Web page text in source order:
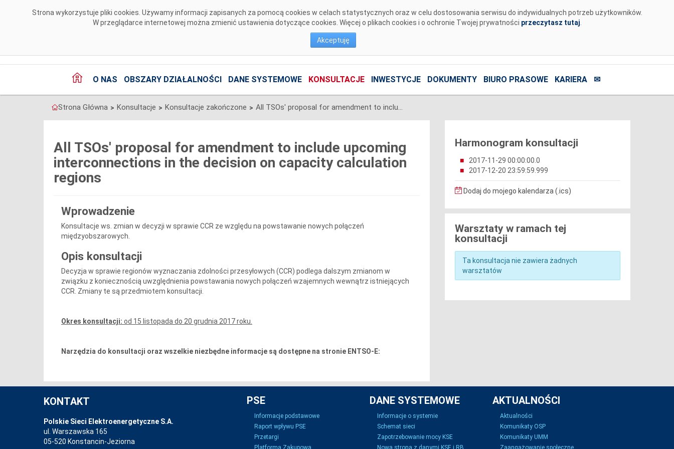
Strona wykorzystuje pliki cookies. Używamy informacji zapisanych za pomocą cookies w celach statystycznych oraz w celu dostosowania serwisu do indywidualnych potrzeb użytkowników.
W przeglądarce internetowej można zmienić ustawienia dotyczące cookies. Więcej o plikach cookies i o ochronie Twojej prywatności przeczytasz tutaj
Akceptuję
O NAS OBSZARY DZIAŁALNOŚCI DANE SYSTEMOWE KONSULTACJE INWESTYCJE DOKUMENTY BIURO PRASOWE KARIERA ✉
Strona Główna > Konsultacje > Konsultacje zakończone > All TSOs' proposal for amendment to include upcoming interconnections in the decision on capacity calculation regions
All TSOs' proposal for amendment to include upcoming
interconnections in the decision on capacity calculation
regions
Wprowadzenie
Konsultacje ws. zmian w decyzji w sprawie CCR ze względu na powstawanie nowych połączeń
międzyobszarowych.
Opis konsultacji
Decyzja w sprawie regionów wyznaczania zdolności przesyłowych (CCR) podlega dalszym zmianom w
związku z koniecznością uwzględnienia powstawania nowych połączeń wzajemnych wewnątrz istniejących
CCR. Zmiany te są przedmiotem konsultacji.
Okres konsultacji: od 15 listopada do 20 grudnia 2017 roku.
Narzędzia do konsultacji oraz wszelkie niezbędne informacje są dostępne na stronie ENTSO-E:
Harmonogram konsultacji
2017-11-29 00:00:00.0
2017-12-20 23:59:59.999
Dodaj do mojego kalendarza (.ics)
Warsztaty w ramach tej
konsultacji
Ta konsultacja nie zawiera żadnych
warsztatów
KONTAKT
Polskie Sieci Elektroenergetyczne S.A.
ul. Warszawska 165
05-520 Konstancin-Jeziorna
PSE
Informacje podstawowe
Raport wpływu PSE
Przetargi
Platforma Zakupowa
DANE SYSTEMOWE
Informacje o systemie
Schemat sieci
Zapotrzebowanie mocy KSE
Nowa strona z danymi KSE i RB
AKTUALNOŚCI
Aktualności
Komunikaty OSP
Komunikaty UMM
Zaangażowanie społeczne